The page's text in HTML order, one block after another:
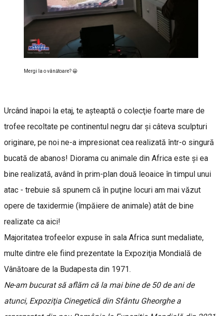
Mergi la o vânătoare? 😀
Urcând înapoi la etaj, te aşteaptă o colecţie foarte mare de
trofee recoltate pe continentul negru dar şi câteva sculpturi
originare, pe noi ne-a impresionat cea realizată într-o singură
bucată de abanos! Diorama cu animale din Africa este şi ea
bine realizată, având în prim-plan două leoaice în timpul unui
atac - trebuie să spunem că în puţine locuri am mai văzut
opere de taxidermie (împăiere de animale) atât de bine
realizate ca aici!
Majoritatea trofeelor expuse în sala Africa sunt medaliate,
multe dintre ele fiind prezentate la Expoziţia Mondială de
Vânătoare de la Budapesta din 1971.
Ne-am bucurat să aflăm că la mai bine de 50 de ani de
atunci, Expoziţia Cinegetică din Sfântu Gheorghe a